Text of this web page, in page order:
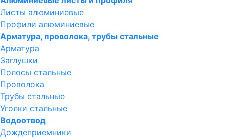
Листы алюминиевые
Профили алюминиевые
Арматура, проволока, трубы стальные
Арматура
Заглушки
Полосы стальные
Проволока
Трубы стальные
Уголки стальные
Водоотвод
Дождеприемники